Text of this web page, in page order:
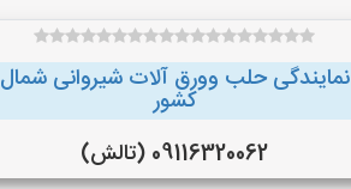
نمایندگی حلب وورق آلات شیروانی شمال
کشور
09116320062 (تالش)